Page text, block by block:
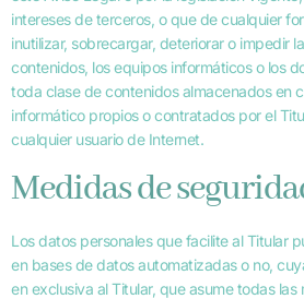
intereses de terceros, o que de cualquier
inutilizar, sobrecargar, deteriorar o impedir
contenidos, los equipos informáticos o los
toda clase de contenidos almacenados en
informático propios o contratados por el
cualquier usuario de Internet.
Medidas de
Los datos personales que facilite al Titular
en bases de datos automatizadas o no,
en exclusiva al Titular, que asume todas las